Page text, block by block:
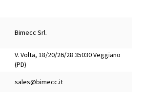
Bimecc Srl.
V. Volta, 18/20/26/28 35030 Veggiano
(PD)
sales@bimecc.it